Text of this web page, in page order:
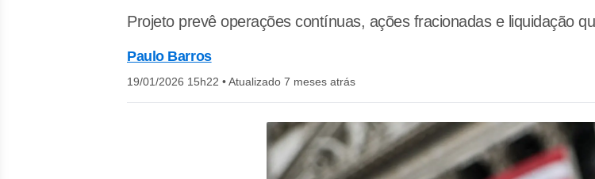
Projeto prevê operações contínuas, ações fracionadas e liquidação
Paulo Barros
19/01/2026 15h22 •Atualizado 7 meses atrás